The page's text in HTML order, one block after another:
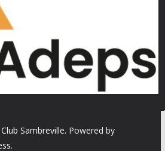
Sambreville. Powered by
.